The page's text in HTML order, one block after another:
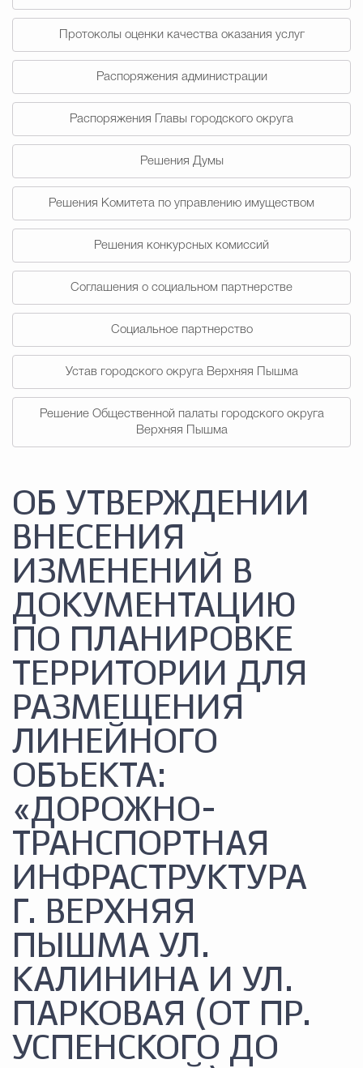
Гостям Городского
Общественная
Градостроительство и
Государственные организации
Протоколы оценки качества оказания услуг
Распоряжения администрации
Распоряжения Главы городского округа
Решения Думы
Решения Комитета по управлению имуществом
Решения конкурсных комиссий
Соглашения о социальном партнерстве
Социальное партнерство
Устав городского округа Верхняя Пышма
Решение Общественной палаты городского округа
Верхняя Пышма
ОБ УТВЕРЖДЕНИИ
ВНЕСЕНИЯ
ИЗМЕНЕНИЙ В
ДОКУМЕНТАЦИЮ
ПО ПЛАНИРОВКЕ
ТЕРРИТОРИИ ДЛЯ
РАЗМЕЩЕНИЯ
ЛИНЕЙНОГО
ОБЪЕКТА:
«ДОРОЖНО-
ТРАНСПОРТНАЯ
ИНФРАСТРУКТУРА
Г. ВЕРХНЯЯ
ПЫШМА УЛ.
КАЛИНИНА И УЛ.
ПАРКОВАЯ (ОТ ПР.
УСПЕНСКОГО ДО